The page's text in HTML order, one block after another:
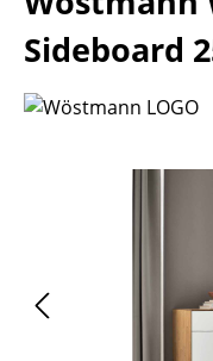
Sideboard
Bildergalerie